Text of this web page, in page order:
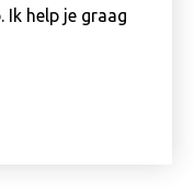
Ik help je graag